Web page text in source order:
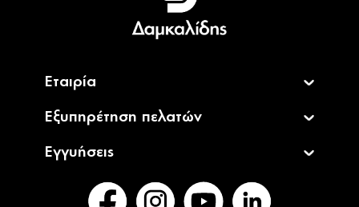
English
Εταιρία
Εξυπηρέτηση πελατών
Εγγυήσεις